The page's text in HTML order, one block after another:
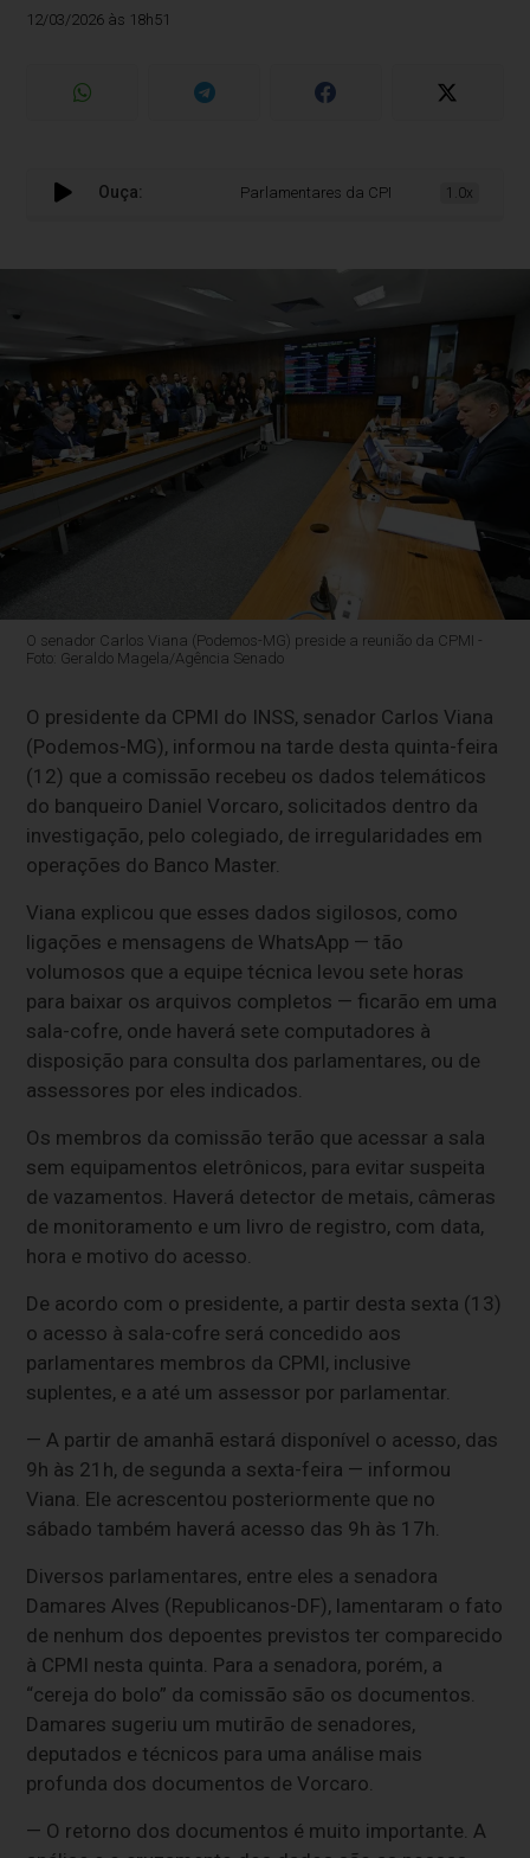
12/03/2026 às 18h51
Ouça: Parlamentares da CPMI acessarão dados
1.0x
O senador Carlos Viana (Podemos-MG) preside a reunião da CPMI -
Foto: Geraldo Magela/Agência Senado
O presidente da CPMI do INSS, senador Carlos Viana
(Podemos-MG), informou na tarde desta quinta-feira
(12) que a comissão recebeu os dados telemáticos
do banqueiro Daniel Vorcaro, solicitados dentro da
investigação, pelo colegiado, de irregularidades em
operações do Banco Master.
Viana explicou que esses dados sigilosos, como
ligações e mensagens de WhatsApp — tão
volumosos que a equipe técnica levou sete horas
para baixar os arquivos completos — ficarão em uma
sala-cofre, onde haverá sete computadores à
disposição para consulta dos parlamentares, ou de
assessores por eles indicados.
Os membros da comissão terão que acessar a sala
sem equipamentos eletrônicos, para evitar suspeita
de vazamentos. Haverá detector de metais, câmeras
de monitoramento e um livro de registro, com data,
hora e motivo do acesso.
De acordo com o presidente, a partir desta sexta (13)
o acesso à sala-cofre será concedido aos
parlamentares membros da CPMI, inclusive
suplentes, e a até um assessor por parlamentar.
— A partir de amanhã estará disponível o acesso, das
9h às 21h, de segunda a sexta-feira — informou
Viana. Ele acrescentou posteriormente que no
sábado também haverá acesso das 9h às 17h.
Diversos parlamentares, entre eles a senadora
Damares Alves (Republicanos-DF), lamentaram o fato
de nenhum dos depoentes previstos ter comparecido
à CPMI nesta quinta. Para a senadora, porém, a
“cereja do bolo” da comissão são os documentos.
Damares sugeriu um mutirão de senadores,
deputados e técnicos para uma análise mais
profunda dos documentos de Vorcaro.
— O retorno dos documentos é muito importante. A